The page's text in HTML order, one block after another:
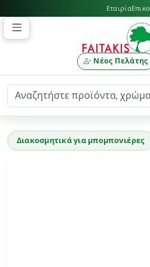
Εταιρία
Νέος Πελάτης
Διακοσμητικά για μπομπονιέρες